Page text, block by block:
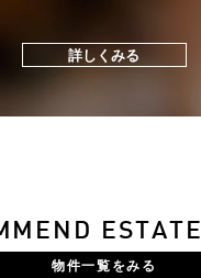
詳しくみる
ESTATE
物件一覧をみる